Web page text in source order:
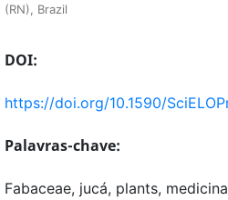
(RN), Brazil
DOI:
https://doi.org/10.1590/
Palavras-chave:
Fabaceae, jucá, plants,